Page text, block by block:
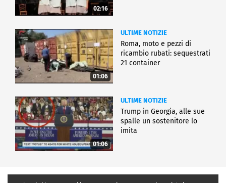
02:16
01:06
ULTIME NOTIZIE
Roma, moto e pezzi di
ricambio rubati: sequestrati
21 container
01:06
ULTIME NOTIZIE
Trump in Georgia, alle sue
spalle un sostenitore lo
imita